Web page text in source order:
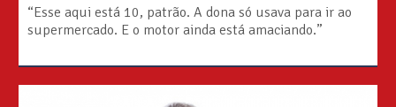
“Esse aqui está 10, patrão. A dona só usava para ir ao
supermercado. E o motor ainda está amaciando.”